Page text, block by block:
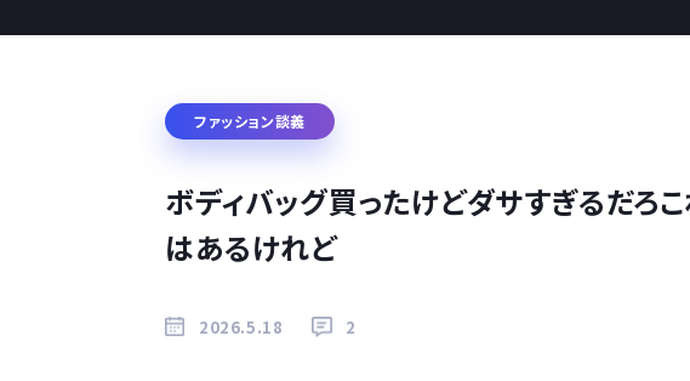
ファッション談義
ボディバッグ買ったけどダサすぎるだろ
はあるけれど
2026.5.18 2